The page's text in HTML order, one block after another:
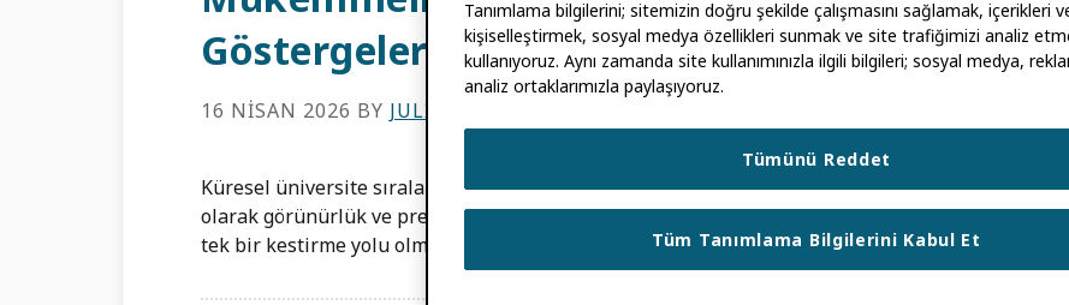
Göstergeleri
16 NISAN 2026 BY JULIE PETRO
Küresel üniversite sıralamalarının yüksek rekabet ortamında, kurumlar sürekli
olarak görünürlük ve prestiji artıran "gizli formülü" arıyorlar. Zirveye ulaşmanın
tek bir kestirme yolu olmasa da, […]
Tanımlama bilgilerini; sitemizin doğru şekilde çalışmasını sağlamak, içerikleri
kişiselleştirmek, sosyal medya özellikleri sunmak ve site trafiğimizi analiz
kullanıyoruz. Aynı zamanda site kullanımınızla ilgili bilgileri; sosyal medya,
analiz ortaklarımızla paylaşıyoruz.
Tümünü Reddet
Tüm Tanımlama Bilgilerini Kabul Et